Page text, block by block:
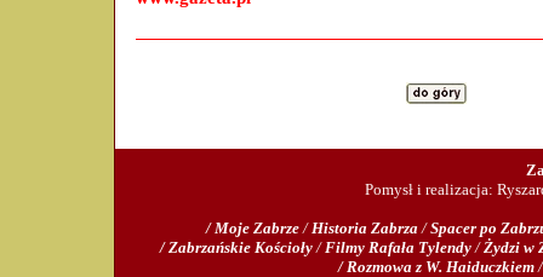
Pomysł i realizacja:
/ Moje Zabrze / Historia Zabrza /Spacer po
/ Zabrzańskie Kościoły / Filmy Rafała Tylendy /Żydzi w
/ Rozmowa z W. Haiduczkiem